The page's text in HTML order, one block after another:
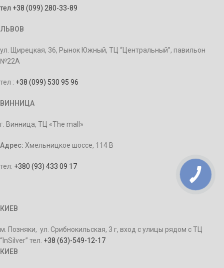
тел +38 (099) 280-33-89
ЛЬВОВ
ул. Щирецкая, 36, Рынок Южный, ТЦ “Центральный”, павильон
№22А
тел : +38 (099) 530 95 96
ВИННИЦА
г. Винница, ТЦ «The mall»
Адрес: Хмельницкое шоссе, 114 В
тел: +380 (93) 433 09 17
КИЕВ
м. Позняки, ул. Срибнокильская, 3 г, вход с улицы рядом с ТЦ
“InSilver” тел. +38 (63)-549-12-17
КИЕВ